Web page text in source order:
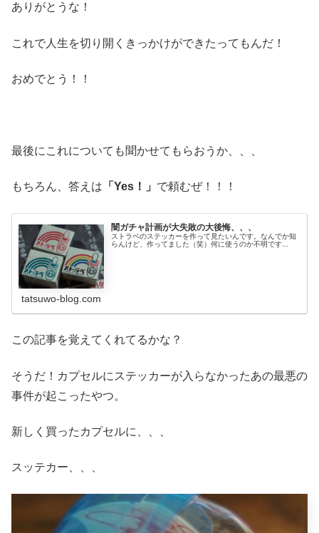
ありがとうな！
これで人生を切り開くきっかけができたってもんだ！
おめでとう！！
最後にこれについても聞かせてもらおうか、、、
もちろん、答えは 「Yes！」 で頼むぜ！！！
闇ガチャ計画が大失敗の大後悔、、、
ストラベのステッカーを作って見たいんです。なんでか知
らんけど、作ってました（笑）何に使うのか不明です...
tatsuwo-blog.com
この記事を覚えてくれてるかな？
そうだ！カプセルにステッカーが入らなかったあの最悪の
事件が起こったやつ。
新しく買ったカプセルに、、、
スッテカー、、、